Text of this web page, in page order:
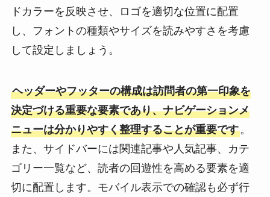
ドカラーを反映させ、ロゴを適切な位置に配置
し、フォントの種類やサイズを読みやすさを考慮
して設定しましょう。
ヘッダーやフッターの構成は訪問者の第一印象を
決定づける重要な要素であり、ナビゲーションメ
ニューは分かりやすく整理することが重要です。
また、サイドバーには関連記事や人気記事、カテ
ゴリー一覧など、読者の回遊性を高める要素を適
切に配置します。モバイル表示での確認も必ず行